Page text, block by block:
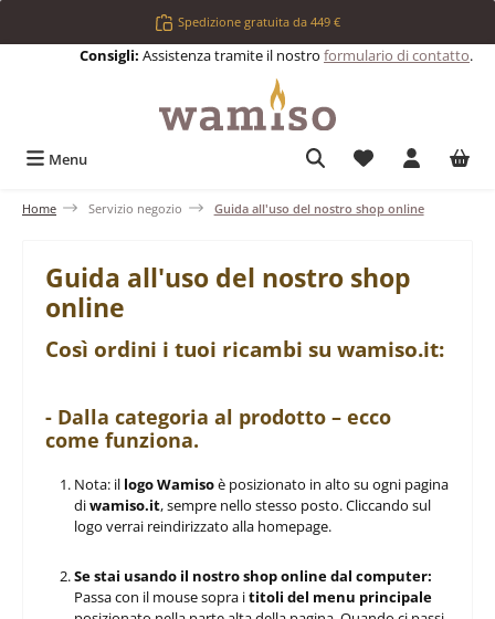
Passa al contenuto principaleSpedizione gratuita da 449 €
Consigli: Assistenza tramite il nostro formulario di contatto.
Menu Hai 0 articoli
Home Servizio negozio Guida all'uso del nostro shop online
Guida all'uso del nostro shop
online
Così ordini i tuoi ricambi su wamiso.it:
- Dalla categoria al prodotto – ecco
come funziona.
Nota: il logo Wamisoè posizionato in alto su ogni pagina
diwamiso.it, sempre nello stesso posto. Cliccando sul
logo verrai reindirizzato alla homepage.
Se stai usando il nostro shop online dal computer:
Passa con il mouse sopra ititoli del menu principale